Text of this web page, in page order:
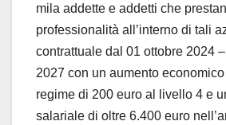
mila addette e addetti che
professionalità all’interno di tali
contrattuale dal 01 ottobre 2024
2027 con un aumento
regime di 200 euro al livello 4 e
salariale di oltre 6.400 euro